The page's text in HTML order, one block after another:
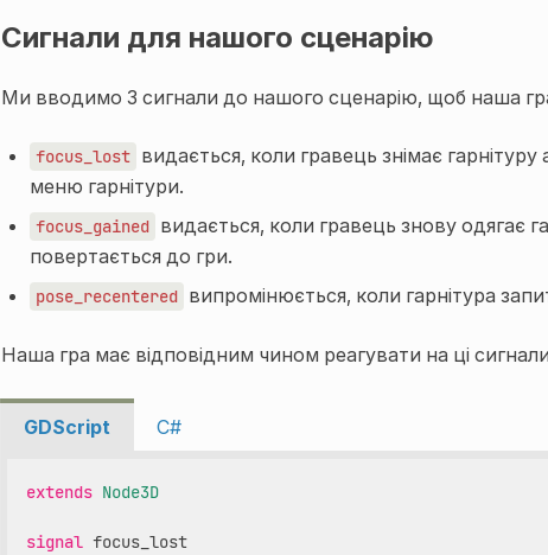
Сигнали для нашого сценарію
Ми вводимо 3 сигнали до нашого сценарію, щоб наша
focus_lost видається, коли гравець знімає
меню гарнітури.
focus_gained видається, коли гравець знову одягає
повертається до гри.
pose_recentered випромінюється, коли гарнітура
Наша гра має відповідним чином реагувати на ці
GDScript C#
extends Node3D
signal focus_lost